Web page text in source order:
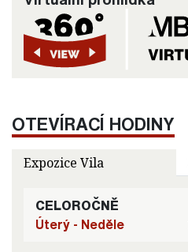
OTEVÍRACÍ HODINY
Expozice Vila
CELOROČNĚ
Úterý - Neděle